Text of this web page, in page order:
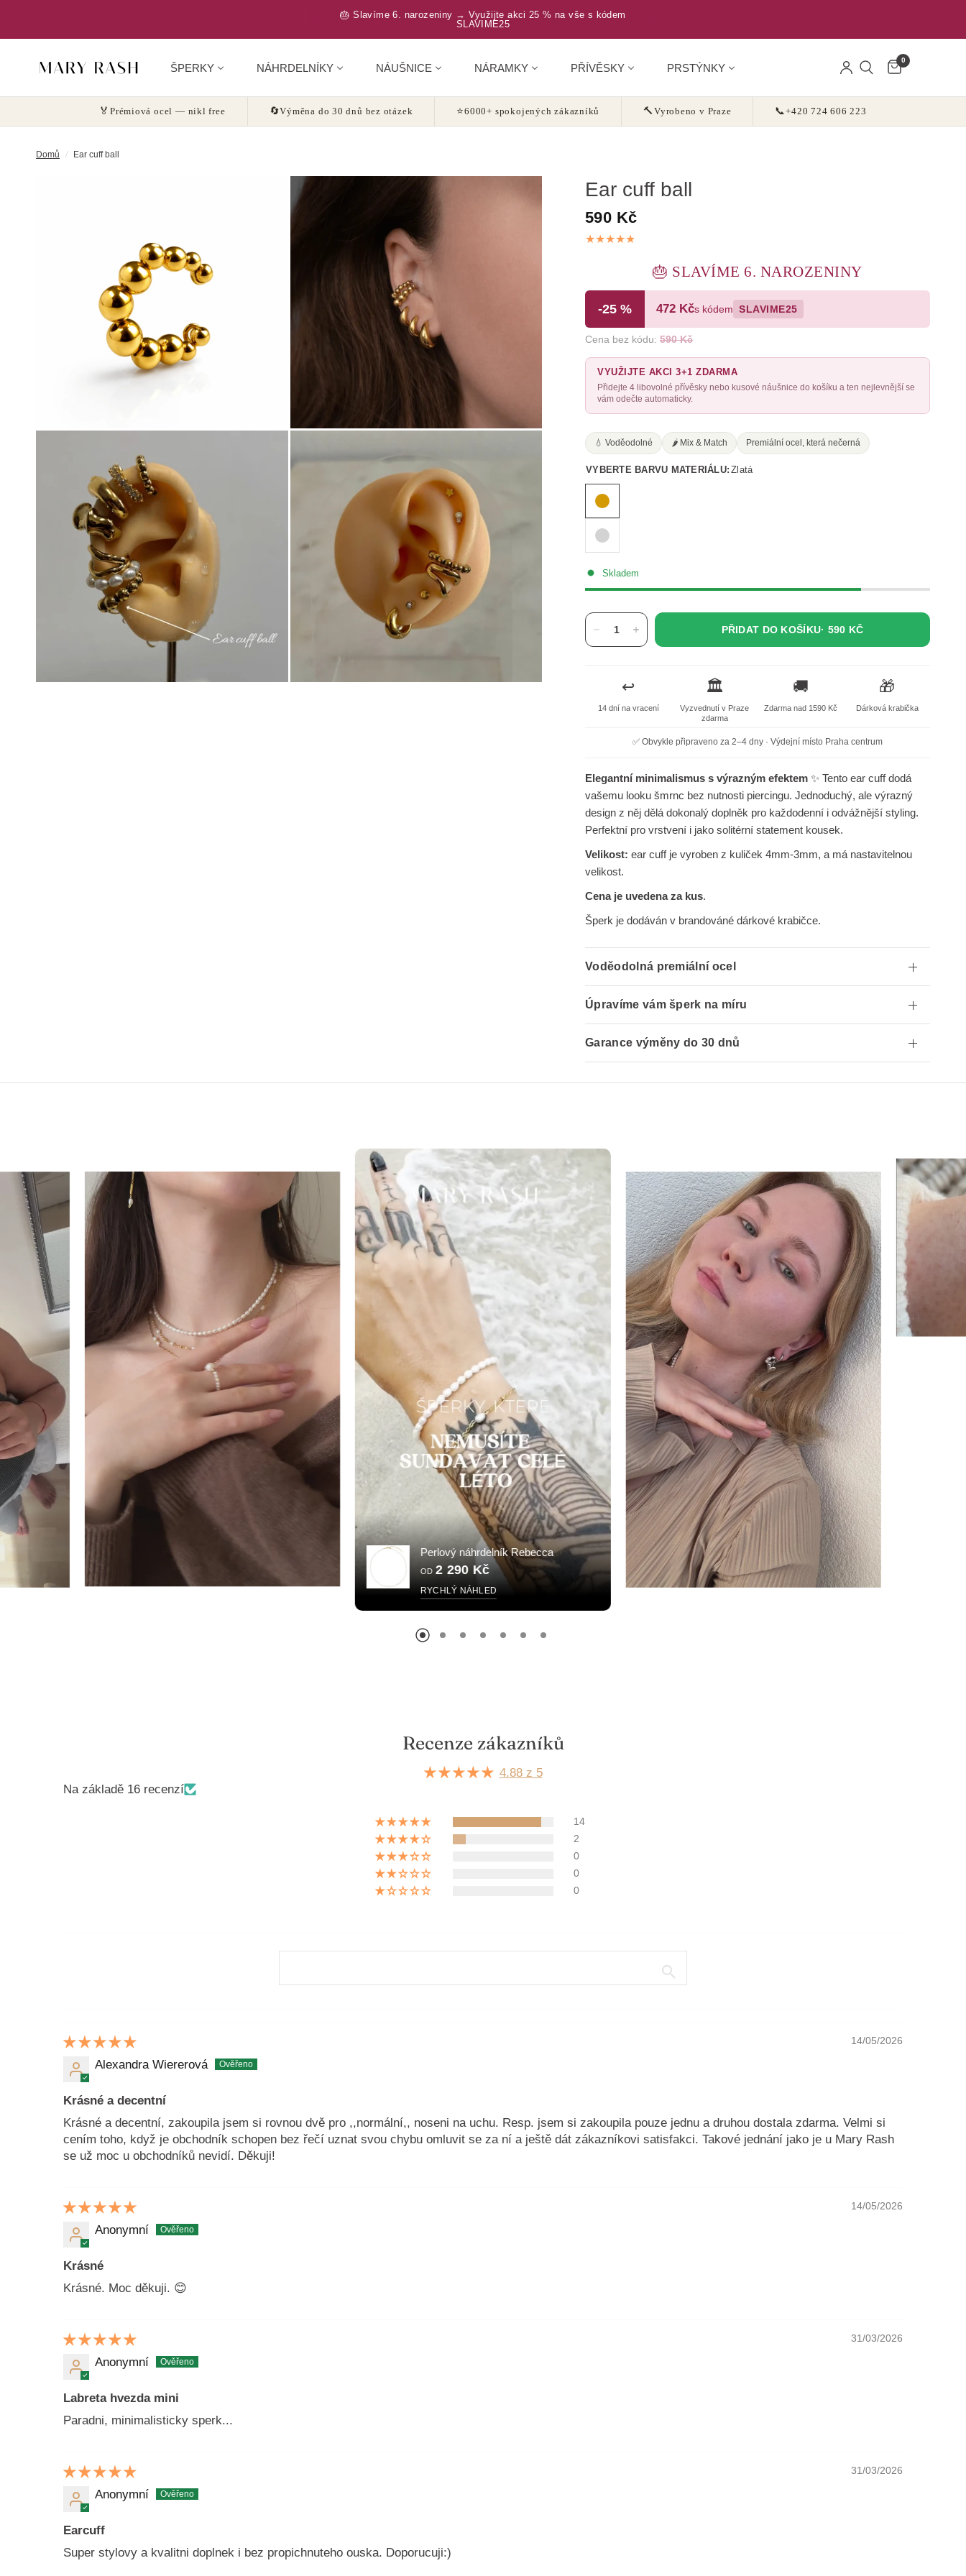
🎂 Slavíme 6. narozeniny → Využijte akci 25 % na vše s kódem
SLAVIME25
ŠPERKY NÁHRDELNÍKY NÁUŠNICE NÁRAMKY PŘÍVĚSKY PRSTÝNKY
0
🏅Prémiová ocel — nikl free 🔄Výměna do 30 dnů bez otázek ⭐6000+ spokojených zákazníků 🔨Vyrobeno v Praze 📞+420 724 606 223
Domů / Ear cuff ball
Ear cuff ball
590 Kč
🎂 SLAVÍME 6. NAROZENINY
-25 % 472 Kčs kódem SLAVIME25
Cena bez kódu:590 Kč
VYUŽIJTE AKCI 3+1 ZDARMA
Přidejte 4 libovolné přívěsky nebo kusové náušnice do košíku a ten nejlevnější se
vám odečte automaticky.
💧 Voděodolné 🌶️ Mix & Match Premiální ocel, která nečerná
VYBERTE BARVU MATERIÁLU: Zlatá
Skladem
PŘIDAT DO KOŠÍKU· 590 KČ
↩️
14 dní na vracení
🏛️
Vyzvednutí v Praze
zdarma
🚚
Zdarma nad 1590 Kč
🎁
Dárková krabička
✅ Obvykle připraveno za 2–4 dny · Výdejní místo Praha centrum
Elegantní minimalismus s výrazným efektem ✨ Tento ear cuff dodá
vašemu looku šmrnc bez nutnosti piercingu. Jednoduchý, ale výrazný
design z něj dělá dokonalý doplněk pro každodenní i odvážnější styling.
Perfektní pro vrstvení i jako solitérní statement kousek.
Velikost: ear cuff je vyroben z kuliček 4mm-3mm, a má nastavitelnou
velikost.
Cena je uvedena za kus.
Šperk je dodáván v brandováné dárkové krabičce.
Voděodolná premiální ocel
Úpravíme vám šperk na míru
Garance výměny do 30 dnů
Perlový náhrdelník Rebecca
OD 2 290 Kč
RYCHLÝ NÁHLED
Jemný náhrdelník Eva
OD1 890 Kč
Perlový náhrdelník Lola
OD1 890 Kč
Recenze zákazníků
4.88 z 5
Na základě 16 recenzí
14
2
0
0
0
14/05/2026
Alexandra Wiererová
Krásné a decentní
Krásné a decentní, zakoupila jsem si rovnou dvě pro ,,normální,, noseni na uchu. Resp. jsem si zakoupila pouze jednu a druhou dostala zdarma. Velmi si
cením toho, když je obchodník schopen bez řečí uznat svou chybu omluvit se za ní a ještě dát zákazníkovi satisfakci. Takové jednání jako je u Mary Rash
se už moc u obchodníků nevidí. Děkuji!
14/05/2026
Anonymní
Krásné
Krásné. Moc děkuji. 😊
31/03/2026
Anonymní
Labreta hvezda mini
Paradni, minimalisticky sperk...
31/03/2026
Anonymní
Earcuff
Super stylovy a kvalitni doplnek i bez propichnuteho ouska. Doporucuji:)